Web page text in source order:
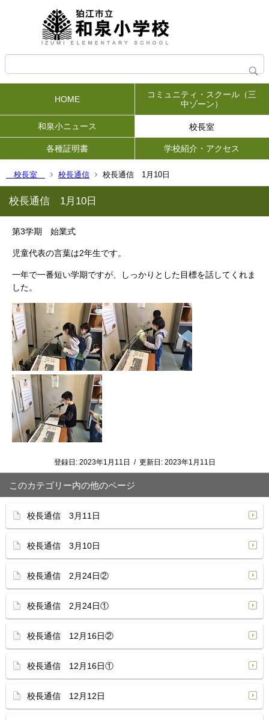
HOME
コミュニティ・スクール（三
中ゾーン）
和泉小ニュース 校長室
各種証明書 学校紹介・アクセス
校長室 校長通信 校長通信 1月10日
校長通信 1月10日
第3学期 始業式
児童代表の言葉は2年生です。
一年で一番短い学期ですが、しっかりとした目標を話してくれま
した。
登録日: 2023年1月11日 / 更新日: 2023年1月11日
このカテゴリー内の他のページ
校長通信 3月11日
校長通信 3月10日
校長通信 2月24日②
校長通信 2月24日①
校長通信 12月16日②
校長通信 12月16日①
校長通信 12月12日